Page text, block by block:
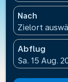
Nach
Zielort
Abflug
fc-booking-
Sa. 15 Aug.